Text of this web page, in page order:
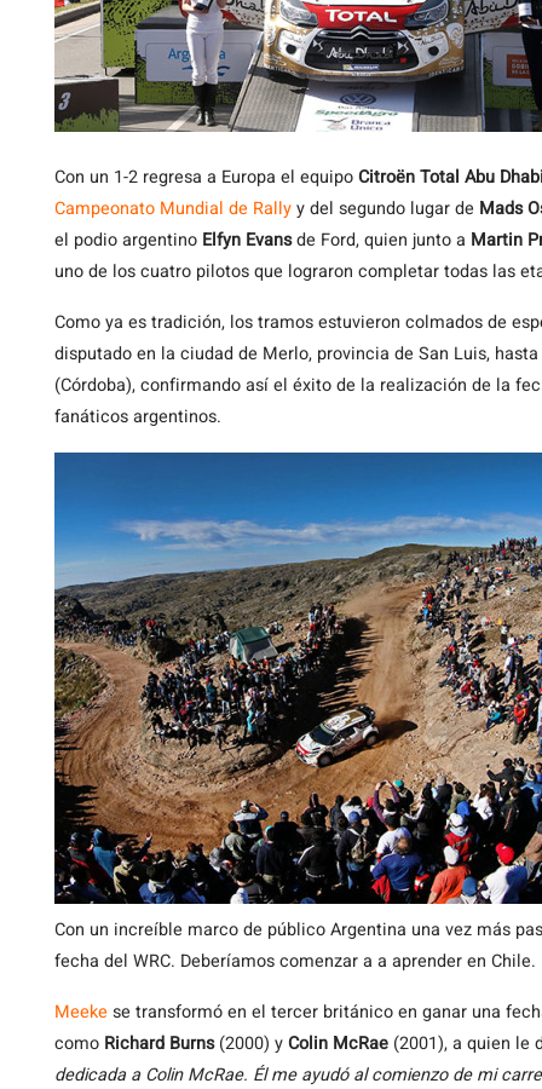
Con un 1-2 regresa a Europa el equipoCitroën Total Abu
Campeonato Mundial de Rallyy del segundo lugar de Mads
el podio argentino Elfyn Evansde Ford, quien junto a Martin
uno de los cuatro pilotos que lograron completar todas las
Como ya es tradición, los tramos estuvieron colmados de
disputado en la ciudad de Merlo, provincia de San Luis,
(Córdoba), confirmando así el éxito de la realización de la
fanáticos argentinos.
Con un increíble marco de público Argentina una vez más
fecha del WRC. Deberíamos comenzar a a aprender en Chile.
Meeke se transformó en el tercer británico en ganar una
como Richard Burns(2000) yColin McRae (2001), a quien
dedicada a Colin McRae. Él me ayudó al comienzo de mi